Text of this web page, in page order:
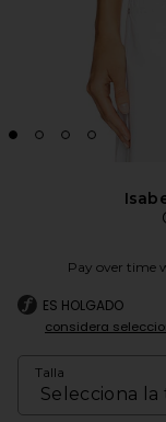
Pay over time
ES HOLGADO
considera
Talla